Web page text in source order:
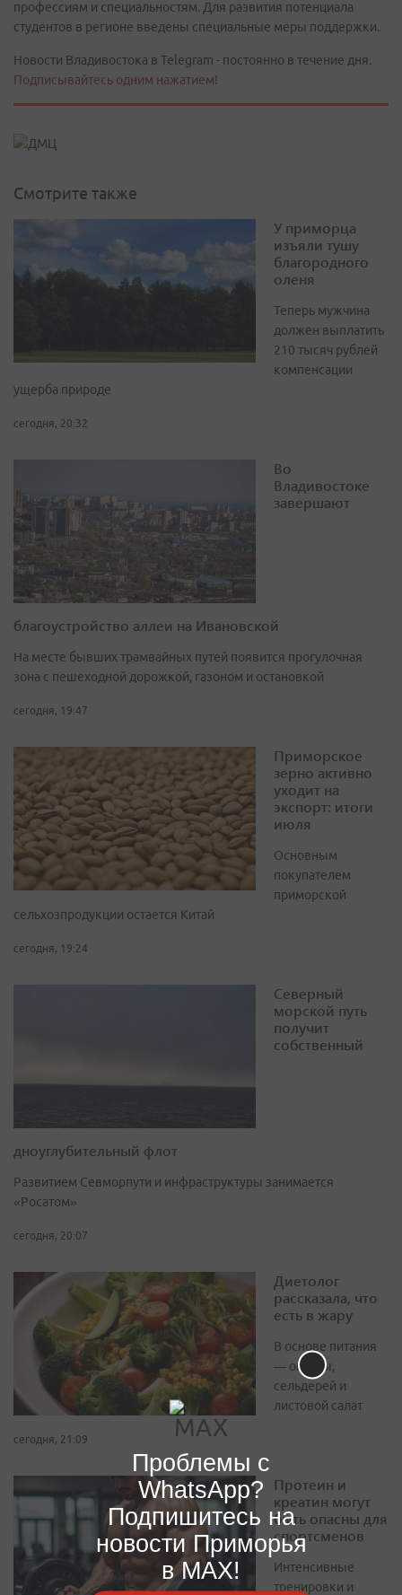
профессиям и специальностям. Для развития потенциала
студентов в регионе введены специальные меры поддержки.
Новости Владивостока в Telegram - постоянно в течение дня.
Подписывайтесь одним нажатием!
Смотрите также
У приморца
изъяли тушу
благородного
оленя
Теперь мужчина
должен выплатить
210 тысяч рублей
компенсации
ущерба природе
сегодня, 20:32
Во
Владивостоке
завершают
благоустройство аллеи на Ивановской
На месте бывших трамвайных путей появится прогулочная
зона с пешеходной дорожкой, газоном и остановкой
сегодня, 19:47
Приморское
зерно активно
уходит на
экспорт: итоги
июля
Основным
покупателем
приморской
сельхозпродукции остается Китай
сегодня, 19:24
Северный
морской путь
получит
собственный
дноуглубительный флот
Развитием Севморпути и инфраструктуры занимается
«Росатом»
сегодня, 20:07
Диетолог
рассказала, что
есть в жару
В основе питания
— огурцы,
сельдерей и
листовой салат
сегодня, 21:09
Протеин и
креатин могут
быть опасны для
спортсменов
Интенсивные
тренировки и
Проблемы с
WhatsApp?
Подпишитесь на
новости Приморья
в MAX!